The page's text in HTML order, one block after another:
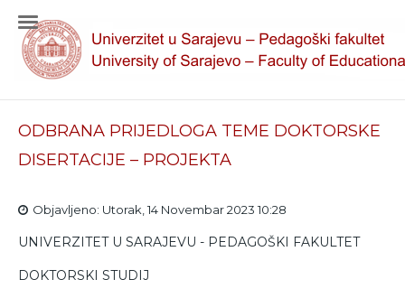
ODBRANA PRIJEDLOGA TEME DOKTORSKE
DISERTACIJE – PROJEKTA
Objavljeno: Utorak, 14 Novembar 2023 10:28
UNIVERZITET U SARAJEVU - PEDAGOŠKI FAKULTET
DOKTORSKI STUDIJ